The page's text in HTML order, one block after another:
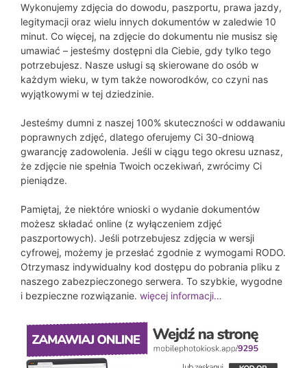
Wykonujemy zdjęcia do dowodu, paszportu, prawa jazdy,
legitymacji oraz wielu innych dokumentów w zaledwie 10
minut. Co więcej, na zdjęcie do dokumentu nie musisz się
umawiać – jesteśmy dostępni dla Ciebie, gdy tylko tego
potrzebujesz. Nasze usługi są skierowane do osób w
każdym wieku, w tym także noworodków, co czyni nas
wyjątkowymi w tej dziedzinie.
Jesteśmy dumni z naszej 100% skuteczności w oddawaniu
poprawnych zdjęć, dlatego oferujemy Ci 30-dniową
gwarancję zadowolenia. Jeśli w ciągu tego okresu uznasz,
że zdjęcie nie spełnia Twoich oczekiwań, zwrócimy Ci
pieniądze.
Pamiętaj, że niektóre wnioski o wydanie dokumentów
możesz składać online (z wyłączeniem zdjęć
paszportowych). Jeśli potrzebujesz zdjęcia w wersji
cyfrowej, możemy je przesłać zgodnie z wymogami RODO.
Otrzymasz indywidualny kod dostępu do pobrania pliku z
naszego zabezpieczonego serwera. To szybkie, wygodne
i bezpieczne rozwiązanie. więcej informacji…